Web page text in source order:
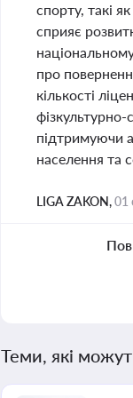
спорту, такі
сприяє
про
кількості
підтримуючи
населення та
LIGA ZAKON,01
Теми, які